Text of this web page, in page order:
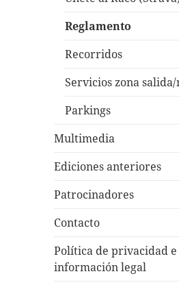
Reglamento
Recorridos
Servicios zona
Parkings
Multimedia
Ediciones anteriores
Patrocinadores
Contacto
Política de privacidad e
información legal